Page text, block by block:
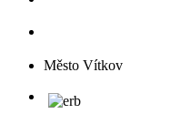
Město Vítkov